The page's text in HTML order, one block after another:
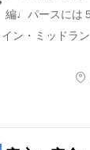
編♩パースには
ン・ミッドラ